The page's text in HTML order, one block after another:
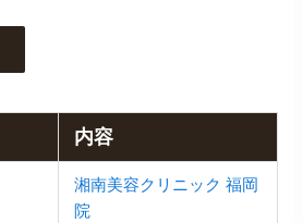
内容
湘南美容クリニック 福岡
院